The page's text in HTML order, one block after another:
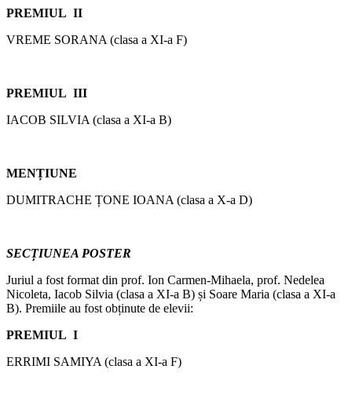
PREMIUL II
VREME SORANA (clasa a XI-a F)
PREMIUL III
IACOB SILVIA (clasa a XI-a B)
MENȚIUNE
DUMITRACHE ȚONE IOANA (clasa a X-a D)
SECȚIUNEA POSTER
Juriul a fost format din prof. Ion Carmen-Mihaela, prof. Nedelea
Nicoleta, Iacob Silvia (clasa a XI-a B) și Soare Maria (clasa a XI-a
B). Premiile au fost obținute de elevii:
PREMIUL I
ERRIMI SAMIYA (clasa a XI-a F)